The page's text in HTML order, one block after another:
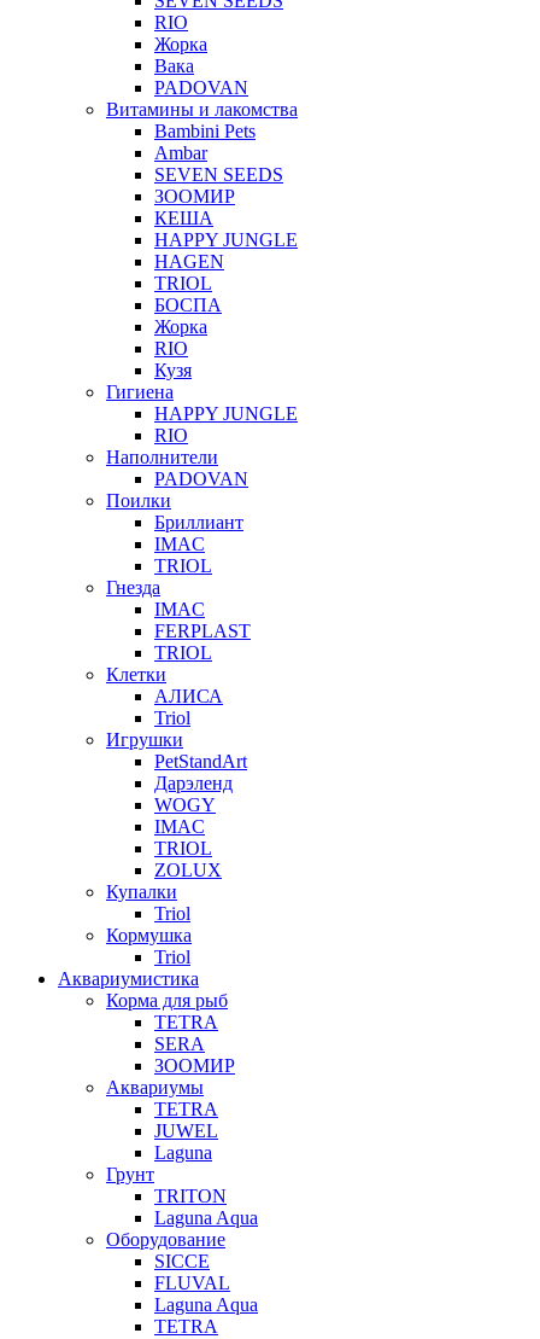
RIO
Жорка
Вака
PADOVAN
Витамины и лакомства
Bambini Pets
Ambar
SEVEN SEEDS
ЗООМИР
КЕША
HAPPY JUNGLE
HAGEN
TRIOL
БОСПА
Жорка
RIO
Кузя
Гигиена
HAPPY JUNGLE
RIO
Наполнители
PADOVAN
Поилки
Бриллиант
IMAC
TRIOL
Гнезда
IMAC
FERPLAST
TRIOL
Клетки
АЛИСА
Triol
Игрушки
PetStandArt
Дарэленд
WOGY
IMAC
TRIOL
ZOLUX
Купалки
Triol
Кормушка
Triol
Аквариумистика
Корма для рыб
TETRA
SERA
ЗООМИР
Аквариумы
TETRA
JUWEL
Laguna
Грунт
TRITON
Laguna Aqua
Оборудование
SICCE
FLUVAL
Laguna Aqua
TETRA